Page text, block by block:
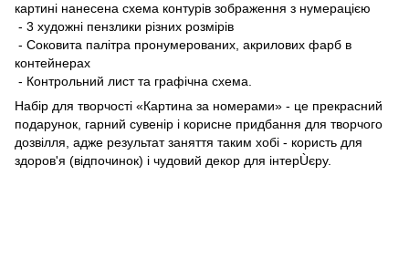
картині нанесена схема контурів зображення з нумерацією
- 3 художні пензлики різних розмірів
- Соковита палітра пронумерованих, акрилових фарб в
контейнерах
- Контрольний лист та графічна схема.
Набір для творчості «Картина за номерами» - це прекрасний
подарунок, гарний сувенір і корисне придбання для творчого
дозвілля, адже результат заняття таким хобі - користь для
здоров'я (відпочинок) і чудовий декор для інтерÙєру.